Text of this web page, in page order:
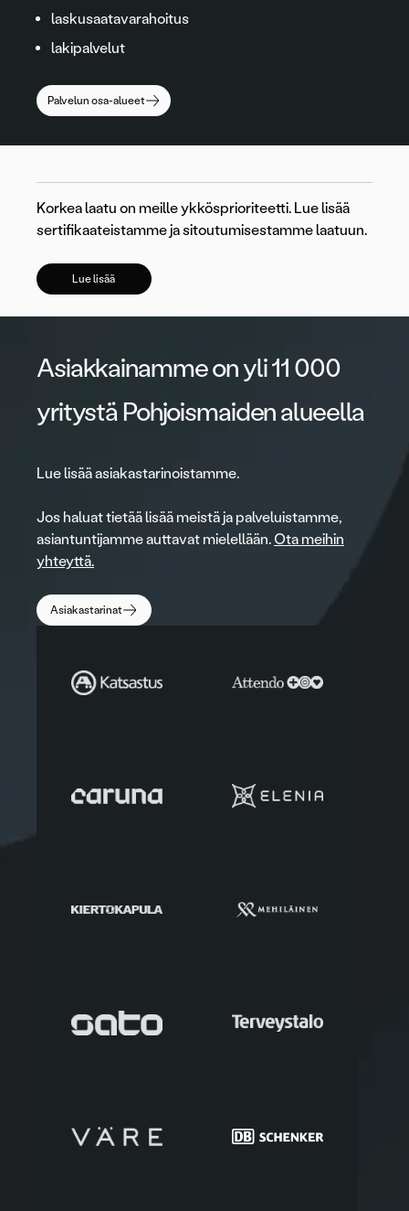
laskusaatavarahoitus
lakipalvelut
Palvelun osa-alueet
Korkea laatu on meille ykkösprioriteetti. Lue lisää
sertifikaateistamme ja sitoutumisestamme laatuun.
Lue lisää
Asiakkainamme on yli 11 000
yritystä Pohjoismaiden alueella
Lue lisää asiakastarinoistamme.
Jos haluat tietää lisää meistä ja palveluistamme,
asiantuntijamme auttavat mielellään. Ota meihin
yhteyttä.
Asiakastarinat